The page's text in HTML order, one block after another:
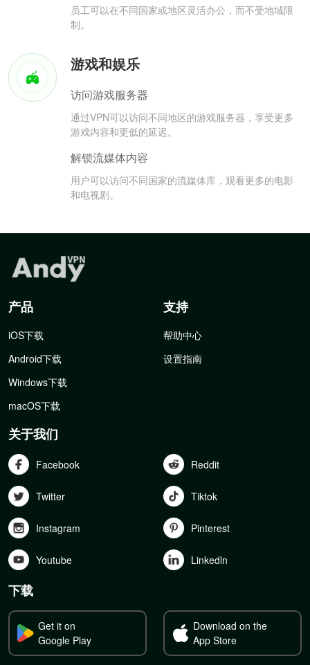
员工可以在不同国家或地区灵活办公，而不受地域限
制。
游戏和娱乐
访问游戏服务器
通过VPN可以访问不同地区的游戏服务器，享受更多
游戏内容和更低的延迟。
解锁流媒体内容
用户可以访问不同国家的流媒体库，观看更多的电影
和电视剧。
产品
iOS下载
Android下载
Windows下载
macOS下载
支持
帮助中心
设置指南
关于我们
Facebook Reddit
Twitter Tiktok
Instagram Pinterest
Youtube Linkedln
下载
Get it on
Google Play
Download on the
App Store